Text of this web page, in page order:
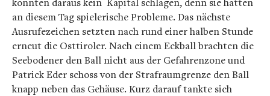
an diesem Tag spielerische Probleme. Das nächste
Ausrufezeichen setzten nach rund einer halben Stunde
erneut die Osttiroler. Nach einem Eckball brachten die
Seebodener den Ball nicht aus der Gefahrenzone und
Patrick Eder schoss von der Strafraumgrenze den Ball
knapp neben das Gehäuse. Kurz darauf tankte sich